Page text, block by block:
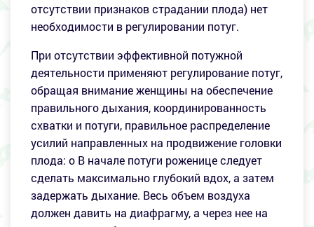
отсутствии признаков страдании плода) нет
необходимости в регулировании потуг.
При отсутствии эффективной потужной
деятельности применяют регулирование потуг,
обращая внимание женщины на обеспечение
правильного дыхания, координированность
схватки и потуги, правильное распределение
усилий направленных на продвижение головки
плода: o В начале потуги роженице следует
сделать максимально глубокий вдох, а затем
задержать дыхание. Весь объем воздуха
должен давить на диафрагму, а через нее на